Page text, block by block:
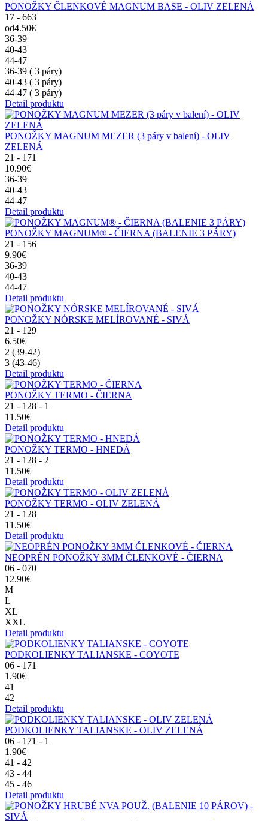
PONOŽKY ČLENKOVÉ MAGNUM BASE - OLIV ZELENÁ
17 - 663
od4.50€
36-39
40-43
44-47
36-39 ( 3 páry)
40-43 ( 3 páry)
44-47 ( 3 páry)
Detail produktu
PONOŽKY MAGNUM MEZER (3 páry v balení) - OLIV
ZELENÁ
21 - 171
10.90€
36-39
40-43
44-47
Detail produktu
PONOŽKY MAGNUM® - ČIERNA (BALENIE 3 PÁRY)
21 - 156
9.90€
36-39
40-43
44-47
Detail produktu
PONOŽKY NÓRSKE MELÍROVANÉ - SIVÁ
21 - 129
6.50€
2 (39-42)
3 (43-46)
Detail produktu
PONOŽKY TERMO - ČIERNA
21 - 128 - 1
11.50€
Detail produktu
PONOŽKY TERMO - HNEDÁ
21 - 128 - 2
11.50€
Detail produktu
PONOŽKY TERMO - OLIV ZELENÁ
21 - 128
11.50€
Detail produktu
NEOPRÉN PONOŽKY 3MM ČLENKOVÉ - ČIERNA
06 - 070
12.90€
M
L
XL
XXL
Detail produktu
PODKOLIENKY TALIANSKE - COYOTE
06 - 171
1.90€
41
42
Detail produktu
PODKOLIENKY TALIANSKE - OLIV ZELENÁ
06 - 171 - 1
1.90€
41 - 42
43 - 44
45 - 46
Detail produktu